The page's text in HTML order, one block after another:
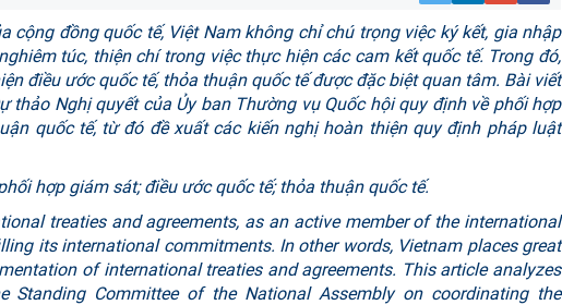
cộng đồng quốc tế, Việt Nam không chỉ chú trọng việc ký kết, gia nhập
túc, thiện chí trong việc thực hiện các cam kết quốc tế. Trong đó,
điều ước quốc tế, thỏa thuận quốc tế được đặc biệt quan tâm. Bài viết
thảo Nghị quyết của Ủy ban Thường vụ Quốc hội quy định về phối hợp
quốc tế, từ đó đề xuất các kiến nghị hoàn thiện quy định pháp luật
hợp giám sát; điều ước quốc tế; thỏa thuận quốc tế.
treaties and agreements, as an active member of the international
its international commitments. In other words, Vietnam places great
of international treaties and agreements. This article analyzes
Committee of the National Assembly on coordinating the